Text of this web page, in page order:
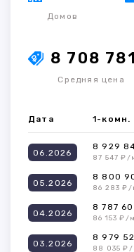
Домов
8 708
Средняя цена
Дата 1-комн.
06.2026
8 929
87 547 ₽/
05.2026
8 800
86 283 ₽/
04.2026
8 787
86 153 ₽/
03.2026
8 979
88 035 ₽/